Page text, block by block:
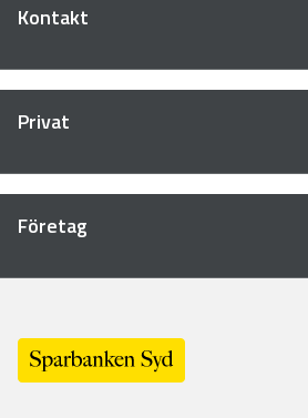
Kontakt
Privat
Företag